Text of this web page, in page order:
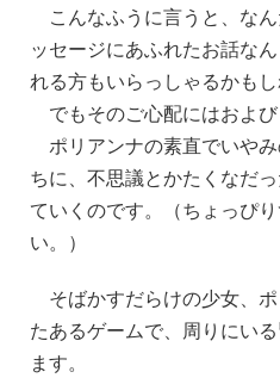
こんなふうに言うと、な
ッセージにあふれたお話な
れる方もいらっしゃるかもし
でもそのご心配にはおよび
ポリアンナの素直でいや
ちに、不思議とかたくなだ
ていくのです。（ちょっぴ
い。）
そばかすだらけの少女、
たあるゲームで、周りにい
ます。